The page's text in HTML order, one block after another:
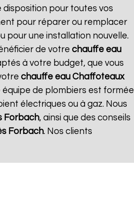
pour toutes vos
pour réparer ou remplacer
pour une installation nouvelle.
de votre chauffe eau
à votre budget, que vous
chauffe eau Chaffoteaux
équipe de plombiers est formée
électriques ou à gaz. Nous
Forbach, ainsi que des conseils
Forbach. Nos clients